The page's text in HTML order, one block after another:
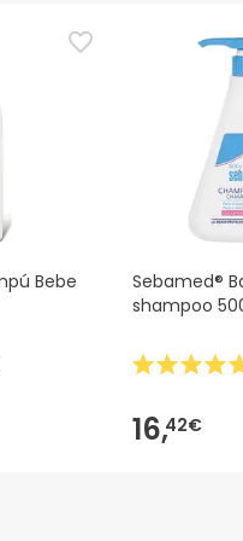
før du bruger det.
vilkår og
Bebe
Sebamed®
shampoo
16,42€